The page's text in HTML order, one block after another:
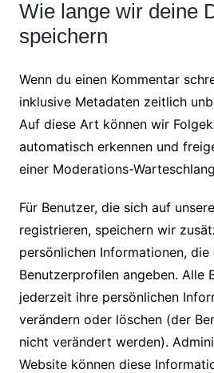
Wie lange wir deine
speichern
Wenn du einen Kommentar
inklusive Metadaten zeitlich
Auf diese Art können wir
automatisch erkennen und
einer Moderations-
Für Benutzer, die sich auf
registrieren, speichern wir
persönlichen Informationen, die
Benutzerprofilen angeben. Alle
jederzeit ihre persönlichen
verändern oder löschen (der
nicht verändert werden).
Website können diese